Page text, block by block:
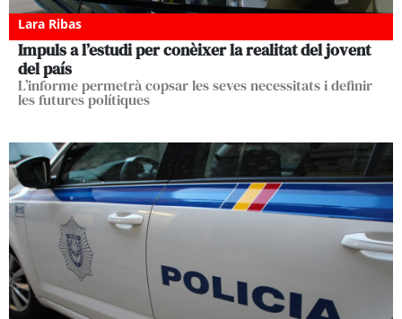
Lara Ribas
Impuls a l’estudi per conèixer la realitat del jovent
del país
L’informe permetrà copsar les seves necessitats i definir
les futures polítiques